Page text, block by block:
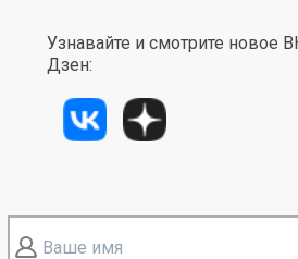
Узнавайте и смотрите новое
Дзен:
Ваше имя